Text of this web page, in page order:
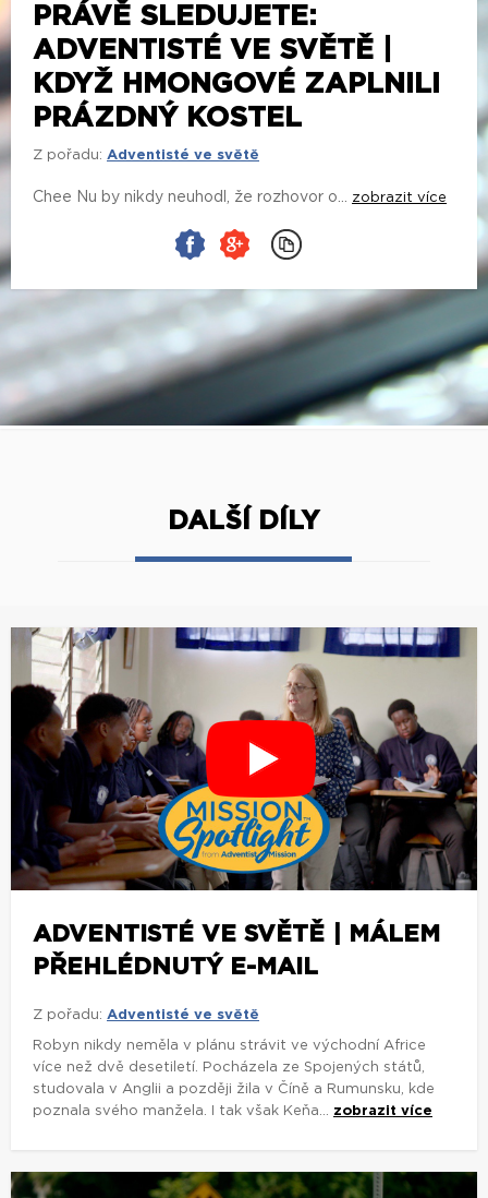
PRÁVĚ SLEDUJETE:
ADVENTISTÉ VE SVĚTĚ |
KDYŽ HMONGOVÉ ZAPLNILI
PRÁZDNÝ KOSTEL
Z pořadu: Adventisté ve světě
Chee Nu by nikdy neuhodl, že rozhovor o... zobrazit více
DALŠÍ DÍLY
ADVENTISTÉ VE SVĚTĚ | MÁLEM
PŘEHLÉDNUTÝ E-MAIL
Z pořadu: Adventisté ve světě
Robyn nikdy neměla v plánu strávit ve východní Africe
více než dvě desetiletí. Pocházela ze Spojených států,
studovala v Anglii a později žila v Číně a Rumunsku, kde
poznala svého manžela. I tak však Keňa... zobrazit více